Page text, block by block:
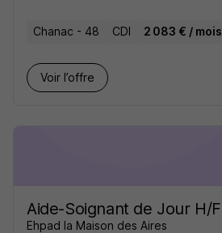
Chanac - 48 CDI 2 083 € / mois
Voir l’offre
Aide-Soignant de Jour H/F
Ehpad la Maison des Aires